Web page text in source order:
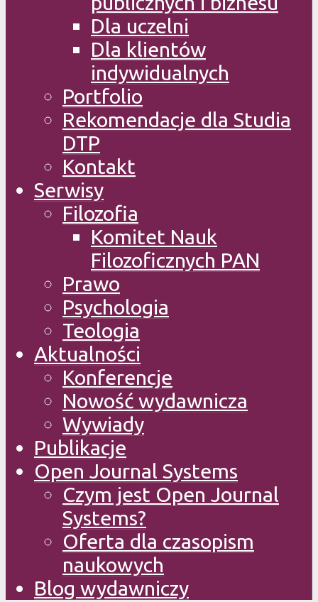
Dla uczelni
Dla klientów
indywidualnych
Portfolio
Rekomendacje dla Studia
DTP
Kontakt
Serwisy
Filozofia
Komitet Nauk
Filozoficznych PAN
Prawo
Psychologia
Teologia
Aktualności
Konferencje
Nowość wydawnicza
Wywiady
Publikacje
Open Journal Systems
Czym jest Open Journal
Systems?
Oferta dla czasopism
naukowych
Blog wydawniczy